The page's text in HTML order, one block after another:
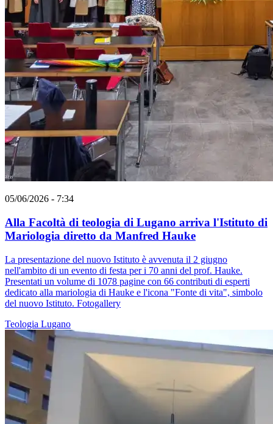
05/06/2026 - 7:34
Alla Facoltà di teologia di Lugano arriva l'Istituto di
Mariologia diretto da Manfred Hauke
La presentazione del nuovo Istituto è avvenuta il 2 giugno
nell'ambito di un evento di festa per i 70 anni del prof. Hauke.
Presentati un volume di 1078 pagine con 66 contributi di esperti
dedicato alla mariologia di Hauke e l'icona "Fonte di vita", simbolo
del nuovo Istituto. Fotogallery
Teologia Lugano